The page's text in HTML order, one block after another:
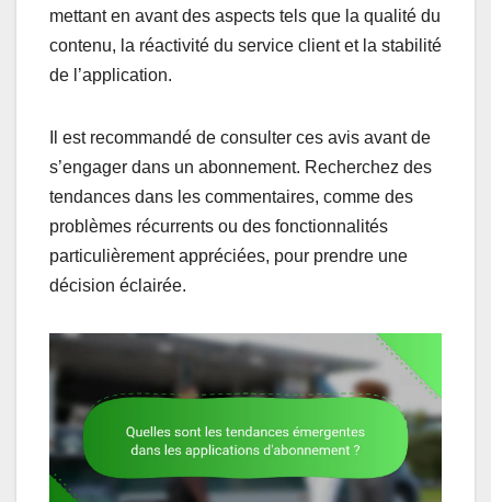
mettant en avant des aspects tels que la qualité du
contenu, la réactivité du service client et la stabilité
de l’application.
Il est recommandé de consulter ces avis avant de
s’engager dans un abonnement. Recherchez des
tendances dans les commentaires, comme des
problèmes récurrents ou des fonctionnalités
particulièrement appréciées, pour prendre une
décision éclairée.